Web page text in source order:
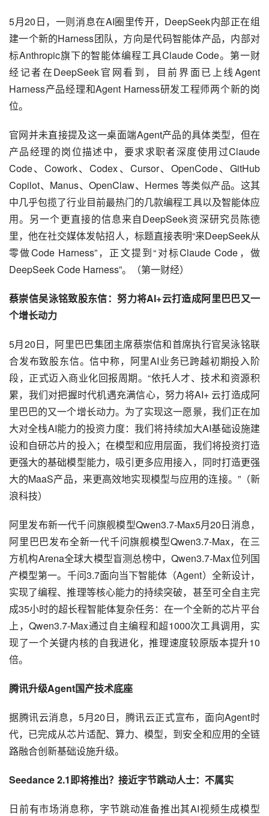
5月20日，一则消息在AI圈里传开，DeepSeek内部正在组
建一个新的Harness团队，方向是代码智能体产品，内部对
标Anthropic旗下的智能体编程工具Claude Code。第一财
经记者在DeepSeek官网看到，目前界面已上线Agent
Harness产品经理和Agent Harness研发工程师两个新的岗
位。
官网并未直接提及这一桌面端Agent产品的具体类型，但在
产品经理的岗位描述中，要求求职者深度使用过Claude
Code、Cowork、Codex、Cursor、OpenCode、GitHub
Copilot、Manus、OpenClaw、Hermes 等类似产品。这其
中几乎包揽了行业目前最热门的几款编程工具以及智能体应
用。另一个更直接的信息来自DeepSeek资深研究员陈德
里，他在社交媒体发帖招人，标题直接表明“来DeepSeek从
零做Code Harness”，正文提到“对标Claude Code，做
DeepSeek Code Harness”。（第一财经）
蔡崇信吴泳铭致股东信：努力将AI+云打造成阿里巴巴又一
个增长动力
5月20日，阿里巴巴集团主席蔡崇信和首席执行官吴泳铭联
合发布致股东信。信中称，阿里AI业务已跨越初期投入阶
段，正式迈入商业化回报周期。“依托人才、技术和资源积
累，我们对把握时代机遇充满信心，努力将AI+ 云打造成阿
里巴巴的又一个增长动力。为了实现这一愿景，我们正在加
大对全栈AI能力的投资力度：我们将持续加大AI基础设施建
设和自研芯片的投入；在模型和应用层面，我们将投资打造
更强大的基础模型能力，吸引更多应用接入，同时打造更强
大的MaaS产品，来更高效地实现模型与应用的连接。”（新
浪科技）
阿里发布新一代千问旗舰模型Qwen3.7-Max5月20日消息，
阿里巴巴发布全新一代千问旗舰模型Qwen3.7-Max，在三
方机构Arena全球大模型盲测总榜中，Qwen3.7-Max位列国
产模型第一。千问3.7面向当下智能体（Agent）全新设计，
实现了编程、推理等核心能力的持续突破，甚至可全自主完
成35小时的超长程智能体复杂任务：在一个全新的芯片平台
上，Qwen3.7-Max通过自主编程和超1000次工具调用，实
现了一个关键内核的自我进化，推理速度较原版本提升10
倍。
腾讯升级Agent国产技术底座
据腾讯云消息，5月20日，腾讯云正式宣布，面向Agent时
代，已完成从芯片适配、算力、模型，到安全和应用的全链
路融合创新基础设施升级。
Seedance 2.1即将推出？接近字节跳动人士：不属实
日前有市场消息称，字节跳动准备推出其AI视频生成模型